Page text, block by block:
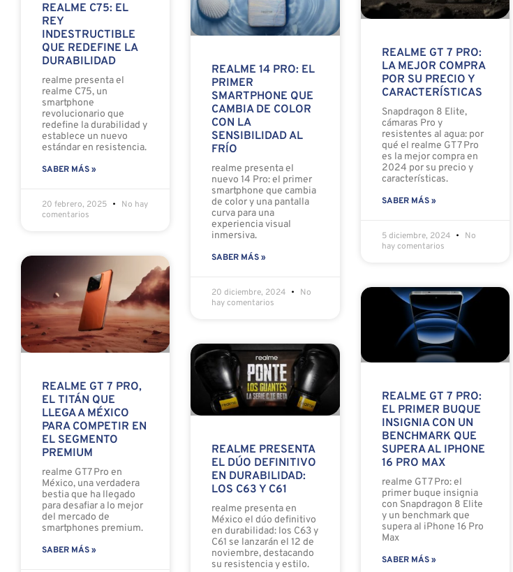
REALME C75: EL
REY
INDESTRUCTIBLE
QUE REDEFINE LA
DURABILIDAD
realme presenta el
realme C75, un
smartphone
revolucionario que
redefine la durabilidad y
establece un nuevo
estándar en resistencia.
SABER MÁS »
20 febrero, 2025
No hay
comentarios
REALME 14 PRO: EL
PRIMER
SMARTPHONE QUE
CAMBIA DE COLOR
CON LA
SENSIBILIDAD AL
FRÍO
realme presenta el
nuevo 14 Pro: el primer
smartphone que cambia
de color y una pantalla
curva para una
experiencia visual
inmersiva.
SABER MÁS »
20 diciembre, 2024
No
hay comentarios
REALME GT 7 PRO:
LA MEJOR COMPRA
POR SU PRECIO Y
CARACTERÍSTICAS
Snapdragon 8 Elite,
cámaras Pro y
resistentes al agua: por
qué el realme GT 7 Pro
es la mejor compra en
2024 por su precio y
características.
SABER MÁS »
5 diciembre, 2024
No
hay comentarios
REALME GT 7 PRO,
EL TITÁN QUE
LLEGA A MÉXICO
PARA COMPETIR EN
EL SEGMENTO
PREMIUM
realme GT7 Pro en
México, una verdadera
bestia que ha llegado
para desafiar a lo mejor
del mercado de
smartphones premium.
SABER MÁS »
REALME PRESENTA
EL DÚO DEFINITIVO
EN DURABILIDAD:
LOS C63 Y C61
realme presenta en
México el dúo definitivo
en durabilidad: los C63 y
C61 se lanzarán el 12 de
noviembre, destacando
su resistencia y estilo.
REALME GT 7 PRO:
EL PRIMER BUQUE
INSIGNIA CON UN
BENCHMARK QUE
SUPERA AL IPHONE
16 PRO MAX
realme GT 7 Pro: el
primer buque insignia
con Snapdragon 8 Elite
y un benchmark que
supera al iPhone 16 Pro
Max
SABER MÁS »